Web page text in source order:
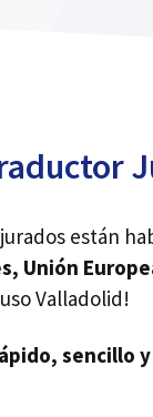
están
Unión
Valladolid!
sencillo